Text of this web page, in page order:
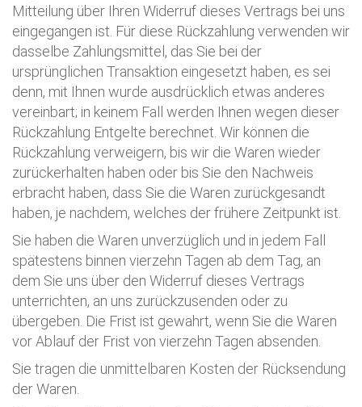
Mitteilung über Ihren Widerruf dieses Vertrags bei uns
eingegangen ist. Für diese Rückzahlung verwenden wir
dasselbe Zahlungsmittel, das Sie bei der
ursprünglichen Transaktion eingesetzt haben, es sei
denn, mit Ihnen wurde ausdrücklich etwas anderes
vereinbart; in keinem Fall werden Ihnen wegen dieser
Rückzahlung Entgelte berechnet. Wir können die
Rückzahlung verweigern, bis wir die Waren wieder
zurückerhalten haben oder bis Sie den Nachweis
erbracht haben, dass Sie die Waren zurückgesandt
haben, je nachdem, welches der frühere Zeitpunkt ist.
Sie haben die Waren unverzüglich und in jedem Fall
spätestens binnen vierzehn Tagen ab dem Tag, an
dem Sie uns über den Widerruf dieses Vertrags
unterrichten, an uns zurückzusenden oder zu
übergeben. Die Frist ist gewahrt, wenn Sie die Waren
vor Ablauf der Frist von vierzehn Tagen absenden.
Sie tragen die unmittelbaren Kosten der Rücksendung
der Waren.